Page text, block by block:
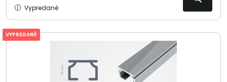
Vypredané
VYPREDANÉ